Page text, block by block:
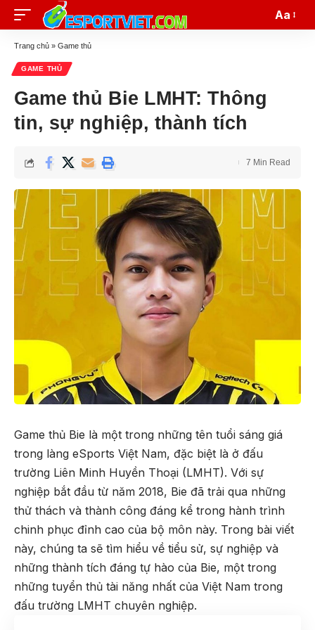
Aa
Trang chủ » Game thủ
GAME THỦ
Game thủ Bie LMHT: Thông
tin, sự nghiệp, thành tích
7 Min Read
Game thủ Bie là một trong những tên tuổi sáng giá
trong làng eSports Việt Nam, đặc biệt là ở đấu
trường Liên Minh Huyền Thoại (LMHT). Với sự
nghiệp bắt đầu từ năm 2018, Bie đã trải qua những
thử thách và thành công đáng kể trong hành trình
chinh phục đỉnh cao của bộ môn này. Trong bài viết
này, chúng ta sẽ tìm hiểu về tiểu sử, sự nghiệp và
những thành tích đáng tự hào của Bie, một trong
những tuyển thủ tài năng nhất của Việt Nam trong
đấu trường LMHT chuyên nghiệp.